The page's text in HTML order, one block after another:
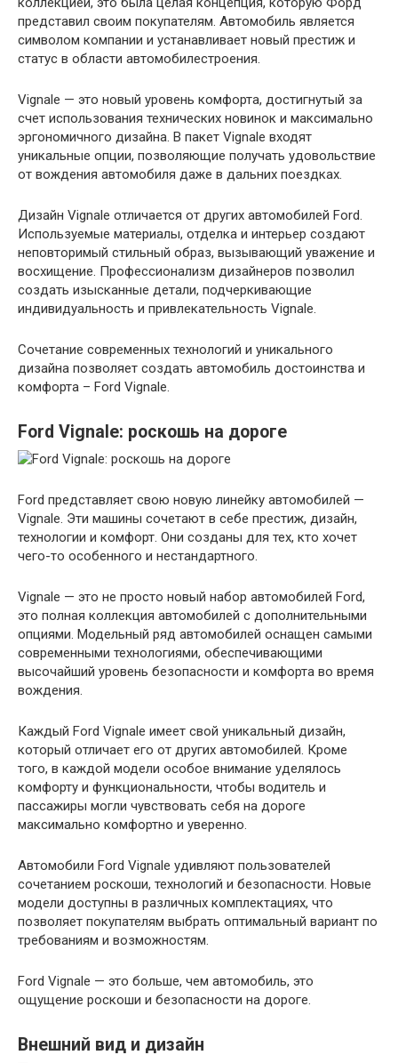
представил своим покупателям. Автомобиль является
символом компании и устанавливает новый престиж и
статус в области автомобилестроения.
Vignale — это новый уровень комфорта, достигнутый за
счет использования технических новинок и максимально
эргономичного дизайна. В пакет Vignale входят
уникальные опции, позволяющие получать удовольствие
от вождения автомобиля даже в дальних поездках.
Дизайн Vignale отличается от других автомобилей Ford.
Используемые материалы, отделка и интерьер создают
неповторимый стильный образ, вызывающий уважение и
восхищение. Профессионализм дизайнеров позволил
создать изысканные детали, подчеркивающие
индивидуальность и привлекательность Vignale.
Сочетание современных технологий и уникального
дизайна позволяет создать автомобиль достоинства и
комфорта – Ford Vignale.
Ford Vignale: роскошь на дороге
Ford представляет свою новую линейку автомобилей —
Vignale. Эти машины сочетают в себе престиж, дизайн,
технологии и комфорт. Они созданы для тех, кто хочет
чего-то особенного и нестандартного.
Vignale — это не просто новый набор автомобилей Ford,
это полная коллекция автомобилей с дополнительными
опциями. Модельный ряд автомобилей оснащен самыми
современными технологиями, обеспечивающими
высочайший уровень безопасности и комфорта во время
вождения.
Каждый Ford Vignale имеет свой уникальный дизайн,
который отличает его от других автомобилей. Кроме
того, в каждой модели особое внимание уделялось
комфорту и функциональности, чтобы водитель и
пассажиры могли чувствовать себя на дороге
максимально комфортно и уверенно.
Автомобили Ford Vignale удивляют пользователей
сочетанием роскоши, технологий и безопасности. Новые
модели доступны в различных комплектациях, что
позволяет покупателям выбрать оптимальный вариант по
требованиям и возможностям.
Ford Vignale — это больше, чем автомобиль, это
ощущение роскоши и безопасности на дороге.
Внешний вид и дизайн